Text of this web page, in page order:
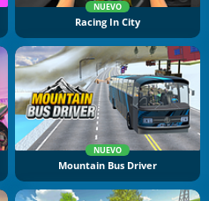
NUEVO
Racing In City
NUEVO
Mountain Bus Driver